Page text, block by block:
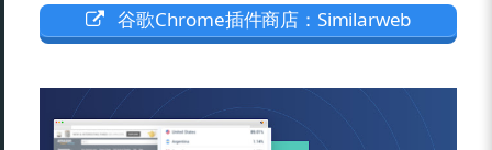
谷歌Chrome插件商店：Similarweb